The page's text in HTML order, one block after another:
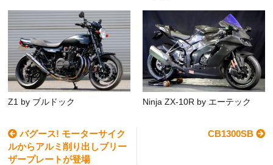
Z1 by ブルドック Ninja ZX-10R by エーテック
バグース! モーターサイク
ルからアルミ削り出しブリー
ザープレートが登場
CB1300SB